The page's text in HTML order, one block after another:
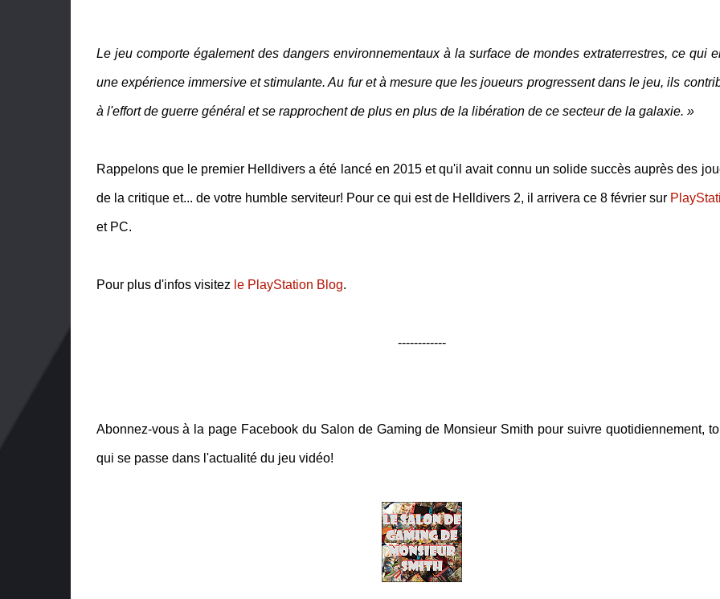
Le jeu comporte également des dangers environnementaux à la surface de mondes extraterrestres, ce qui
une expérience immersive et stimulante. Au fur et à mesure que les joueurs progressent dans le jeu, ils
à l'effort de guerre général et se rapprochent de plus en plus de la libération de ce secteur de la galaxie. »
Rappelons que le premier Helldivers a été lancé en 2015 et qu'il avait connu un solide succès auprès des
de la critique et... de votre humble serviteur! Pour ce qui est de Helldivers 2, il arrivera ce 8 février sur
et PC.
Pour plus d'infos visitez le PlayStation Blog.
------------
Abonnez-vous à la page Facebook du Salon de Gaming de Monsieur Smith pour suivre quotidiennement,
qui se passe dans l'actualité du jeu vidéo!